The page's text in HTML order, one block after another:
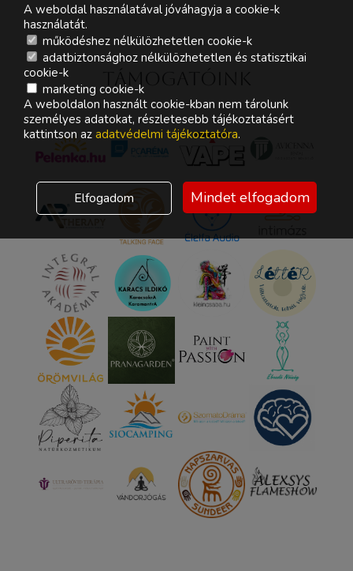
Támogatóink
A weboldal használatával jóváhagyja a cookie-k
használatát.
működéshez nélkülözhetetlen cookie-k
adatbiztonsághoz nélkülözhetetlen és statisztikai
cookie-k
marketing cookie-k
A weboldalon használt cookie-kban nem tárolunk
személyes adatokat, részletesebb tájékoztatásért
kattintson az adatvédelmi tájékoztatóra.
Elfogadom Mindet elfogadom